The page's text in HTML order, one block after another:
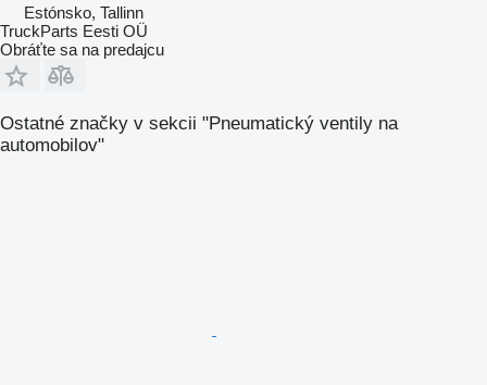
Estónsko, Tallinn
TruckParts Eesti OÜ
Obráťte sa na predajcu
Ostatné značky v sekcii "Pneumatický ventily na
automobilov"